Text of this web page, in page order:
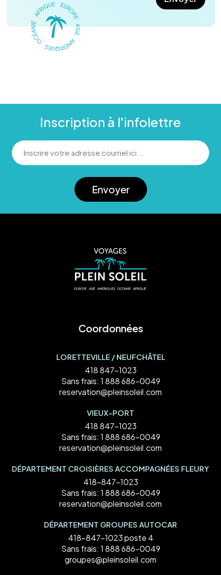
Inscription à l'infolettre
Envoyer
Coordonnées
LORETTEVILLE / NEUFCHÂTEL
418 847-1023
Sans frais: 1 888 686-0049
reservation@pleinsoleil.com
VIEUX-PORT
418 847-1023
Sans frais: 1 888 686-0049
reservation@pleinsoleil.com
DÉPARTEMENT CROISIÈRES ACCOMPAGNÉES FLEURY
418-847-1023
Sans frais: 1 888 686-0049
reservation@pleinsoleil.com
DÉPARTEMENT GROUPES AUTOCAR
418-847-1023 poste 4
Sans frais: 1 888 686-0049
groupes@pleinsoleil.com